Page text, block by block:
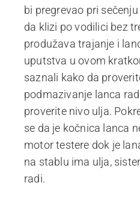
bi pregrevao pri
da klizi po vodilici bez
produžava trajanje i
uputstva u ovom
saznali kako da
podmazivanje lanca
proverite nivo ulja.
se da je kočnica lanca
motor testere dok je
na stablu ima ulja,
radi.